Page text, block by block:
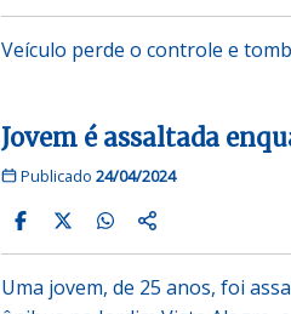
Veículo perde o controle e
Jovem é assaltada
Publicado 24/04/2024
Uma jovem, de 25 anos, foi